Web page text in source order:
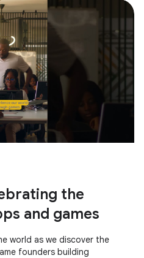
the
and games
world as we discover the
founders building